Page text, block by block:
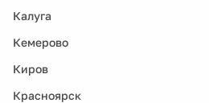
Калуга
Кемерово
Киров
Красноярск